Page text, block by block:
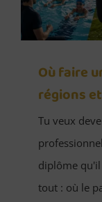
Où faire
régions
Tu veux
diplôme
tout : où le